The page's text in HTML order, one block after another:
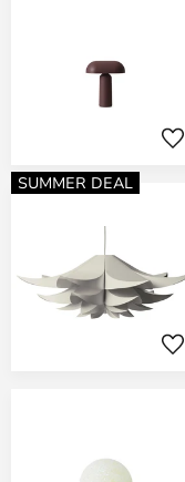
SUMMER DEAL